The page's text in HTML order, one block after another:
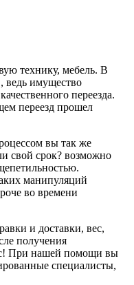
технику, мебель. В
ведь имущество
переезда.
переезд прошел
вы так же
свой срок? возможно
манипуляций
во времени
и доставки, вес,
получения
При нашей помощи вы
специалисты,